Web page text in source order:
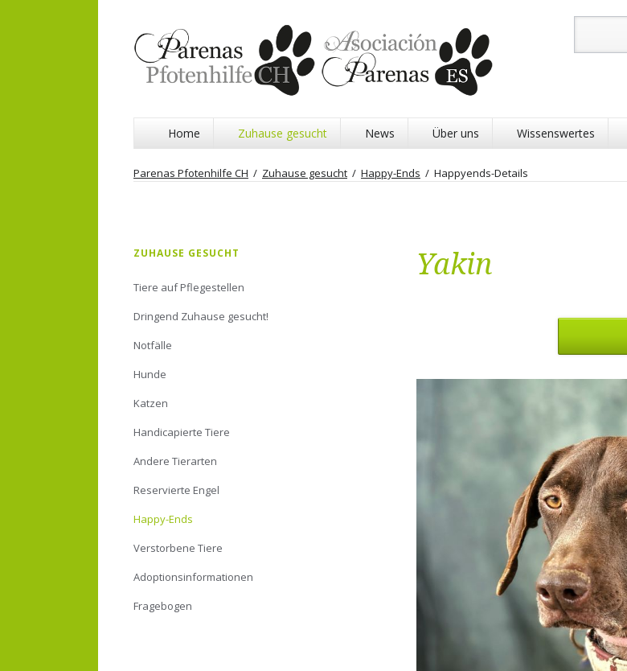
Navigation
überspringen
Home Zuhause gesucht News Über uns Wissenswertes
Parenas Pfotenhilfe CH Zuhause gesucht Happy-Ends Happyends-Details
Yakin
Navigation
ZUHAUSE GESUCHT
Tiere auf Pflegestellen
Dringend Zuhause gesucht!
Notfälle
Hunde
Katzen
Handicapierte Tiere
Andere Tierarten
Reservierte Engel
Happy-Ends
Verstorbene Tiere
Adoptionsinformationen
Fragebogen